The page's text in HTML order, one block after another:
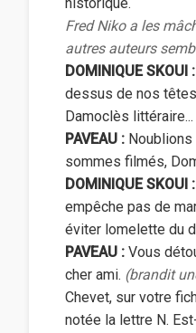
Fred Niko a les
autres auteurs
DOMINIQUE SKOUI :
dessus de nos
Damoclès
PAVEAU :
sommes filmés,
DOMINIQUE SKOUI :
empêche pas de
éviter lomelette du
PAVEAU : Vous
cher ami. (brandit
Chevet, sur votre
notée la lettre N.